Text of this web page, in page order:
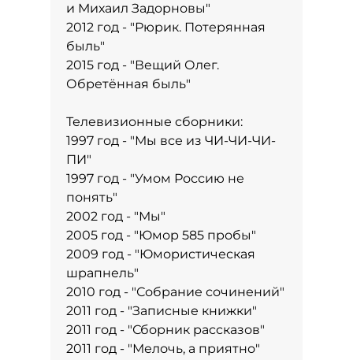
и Михаил Задорновы"
2012 год - "Рюрик. Потерянная
быль"
2015 год - "Вещий Олег.
Обретённая быль"
Телевизионные сборники:
1997 год - "Мы все из ЧИ-ЧИ-ЧИ-
ПИ"
1997 год - "Умом Россию не
понять"
2002 год - "Мы"
2005 год - "Юмор 585 пробы"
2009 год - "Юмористическая
шрапнель"
2010 год - "Собрание сочинений"
2011 год - "Записные книжки"
2011 год - "Сборник рассказов"
2011 год - "Мелочь, а приятно"